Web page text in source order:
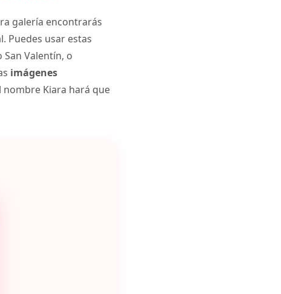
galería encontrarás
Puedes usar estas
Valentín, o
imágenes
nombre Kiara hará que